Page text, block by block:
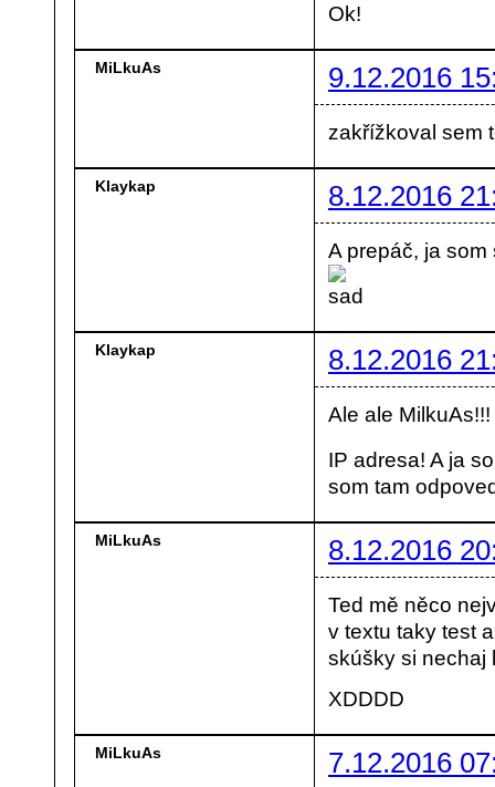
Ok!
MiLkuAs 9.12.2016
zakřížkoval sem
Klaykap 8.12.2016
A prepáč, ja
Klaykap 8.12.2016
Ale ale
IP adresa! A ja
som tam
MiLkuAs 8.12.2016
Ted mě něco
v textu taky test
skúšky si nechaj
XDDDD
MiLkuAs 7.12.2016